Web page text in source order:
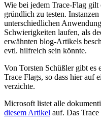
Wie bei jedem Trace-Flag
gründlich zu testen.
unterschiedlichen
Schwierigkeiten laufen, als
erwähnten blog-Artikels
evtl. hilfreich sein könnte.
Von Torsten Schüßler gibt es
Trace Flags, so dass hier auf
verzichte.
Microsoft listet alle
diesem Artikel auf. Das